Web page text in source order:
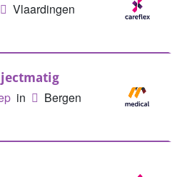
Vlaardingen
in
Bergen